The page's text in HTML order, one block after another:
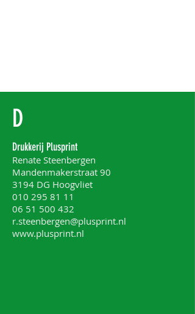
D
Drukkerij Plusprint
Renate Steenbergen
Mandenmakerstraat 90
3194 DG Hoogvliet
010 295 81 11
06 51 500 432
r.steenbergen@plusprint.nl
www.plusprint.nl